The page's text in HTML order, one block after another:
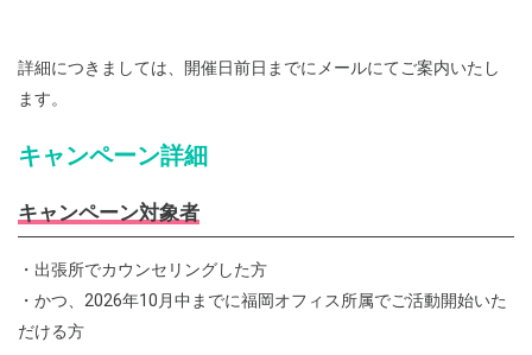
詳細につきましては、開催日前日までにメールにてご案内いたし
ます。
キャンペーン詳細
キャンペーン対象者
・出張所でカウンセリングした方
・かつ、2026年10月中までに福岡オフィス所属でご活動開始いた
だける方